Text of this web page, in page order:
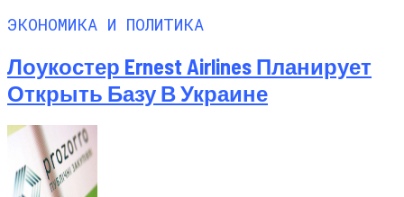
ЭКОНОМИКА И ПОЛИТИКА
Лоукостер Ernest Airlines Планирует
Открыть Базу В Украине